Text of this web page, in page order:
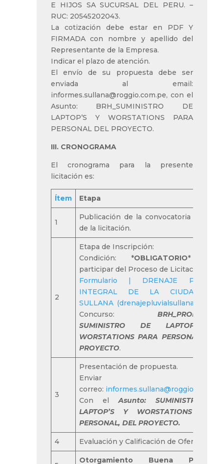
E HIJOS SA SUCURSAL DEL PERU. –
RUC: 20545202043.
La cotización debe estar en PDF Y
FIRMADA con nombre y apellido del
Representante de la Empresa.
Indicar el plazo de atención.
El envío de su propuesta debe ser
enviada al email:
informes.sullana@roggio.com.pe, con el
Asunto: BRH_SUMINISTRO DE
LAPTOP’S Y WORSTATIONS PARA
PERSONAL DEL PROYECTO.
III. CRONOGRAMA
El cronograma para la presente
licitación es:
Ítem Etapa
1
Publicación de la convocatoria e
de la licitación.
2
Etapa de Inscripción:
Condición: *OBLIGATORIO*
participar del Proceso de Licitación:
Formulario | DRENAJE
INTEGRAL DE LA CIUDAD
SULLANA (drenajepluvialsullana.com)
Concurso:
SUMINISTRO DE LAPTOP’S
WORSTATIONS PARA PERSONAL,
PROYECTO.
3
Presentación de propuesta.
Enviar
correo:
Con elAsunto:
SUMINISTRO
LAPTOP’S Y WORSTATIONS
PERSONAL, DEL PROYECTO.
4 Evaluación y Calificación de Ofertas
Otorgamiento Buena Pro